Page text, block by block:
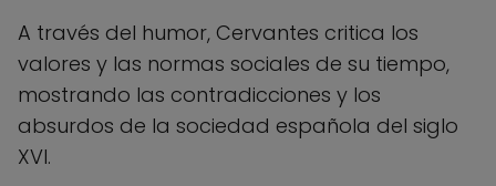
A través del humor, Cervantes critica los
valores y las normas sociales de su tiempo,
mostrando las contradicciones y los
absurdos de la sociedad española del siglo
XVI.